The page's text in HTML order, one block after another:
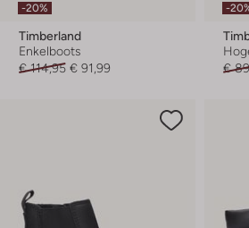
-20%
Timberland
Enkelboots
€ 114,95 € 91,99
-
€